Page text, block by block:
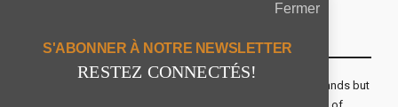
The real voyage of discovery consists not in seeking new lands but
Fermer
S'ABONNER À NOTRE NEWSLETTER
RESTEZ CONNECTÉS!